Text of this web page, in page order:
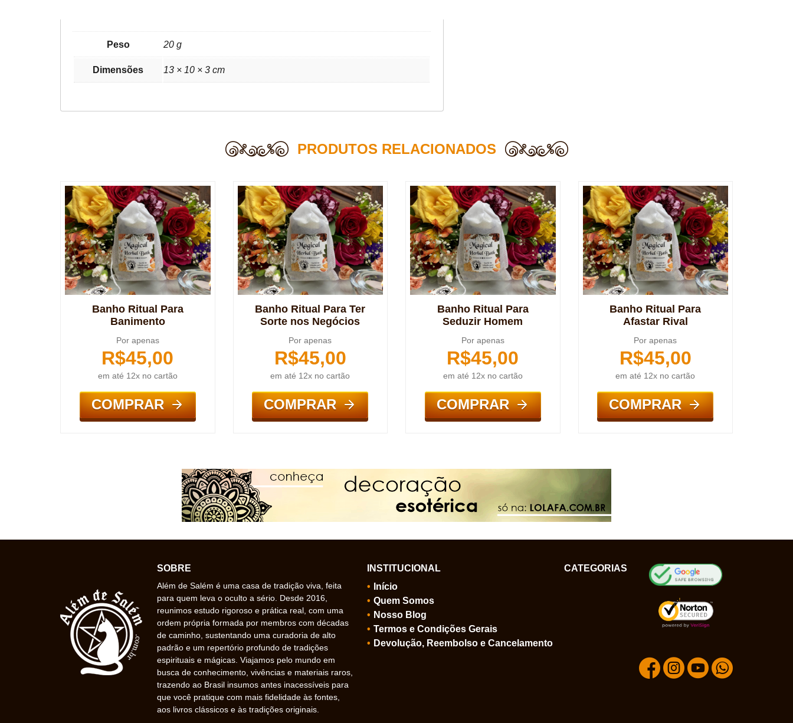
Peso 20 g
Dimensões 13 × 10 × 3 cm
PRODUTOS RELACIONADOS
Banho Ritual Para
Banimento
Por apenas
R$45,00
em até 12x no cartão
COMPRAR
Banho Ritual Para Ter
Sorte nos Negócios
Por apenas
R$45,00
em até 12x no cartão
COMPRAR
Banho Ritual Para
Seduzir Homem
Por apenas
R$45,00
em até 12x no cartão
COMPRAR
Banho Ritual Para
Afastar Rival
Por apenas
R$45,00
em até 12x no cartão
COMPRAR
SOBRE
Além de Salém é uma casa de tradição viva, feita
para quem leva o oculto a sério. Desde 2016,
reunimos estudo rigoroso e prática real, com uma
ordem própria formada por membros com décadas
de caminho, sustentando uma curadoria de alto
padrão e um repertório profundo de tradições
espirituais e mágicas. Viajamos pelo mundo em
busca de conhecimento, vivências e materiais raros,
trazendo ao Brasil insumos antes inacessíveis para
que você pratique com mais fidelidade às fontes,
aos livros clássicos e às tradições originais.
INSTITUCIONAL
Início
Quem Somos
Nosso Blog
Termos e Condições Gerais
Devolução, Reembolso e Cancelamento
CATEGORIAS